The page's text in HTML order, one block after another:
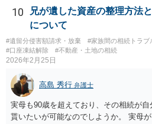
10
兄が遺した資産の整理方法
について
#遺留分侵害額請求・放棄 #家族間の相続トラブ
#口座凍結解除
#不動産・土地の相続
2026年2月25日
高島 秀行 弁護士
実母も90歳を超えており、その相続が
貰いたいが可能なのでしようか。 実母